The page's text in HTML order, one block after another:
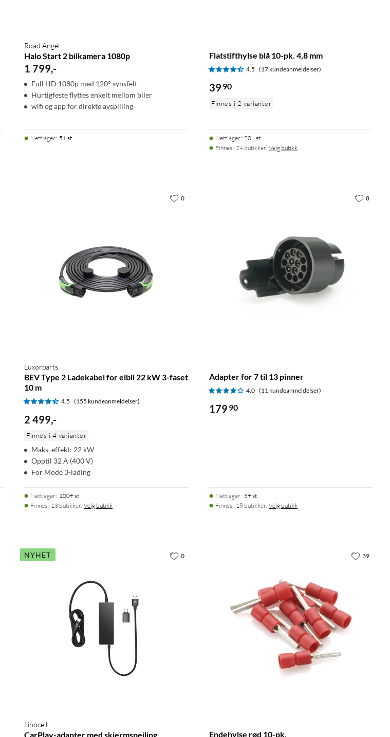
Road Angel
Halo Start 2 bilkamera 1080p
1 799,-
Full HD 1080p med 120° synsfelt
Hurtigfeste flyttes enkelt mellom biler
wifi og app for direkte avspilling
Nettlager: 5+ st
Flatstifthylse blå 10-pk. 4,8 mm
4.5 (17 kundeanmeldelser)
39 90
Finnes i 2 varianter
Nettlager: 20+ st
Finnes i 24 butikker. Velg butikk
Luxorparts
BEV Type 2 Ladekabel for elbil 22 kW 3-faset
10 m
4.5 (155 kundeanmeldelser)
2 499,-
Finnes i 4 varianter
Maks. effekt: 22 kW
Opptil 32 A (400 V)
For Mode 3-lading
Nettlager: 100+ st
Finnes i 13 butikker. Velg butikk
0
Adapter for 7 til 13 pinner
4.0 (11 kundeanmeldelser)
179 90
Nettlager: 5+ st
Finnes i 18 butikker. Velg butikk
8
NYHET
Linocell
CarPlay-adapter med skjermspeiling
0
Endehylse rød 10-pk.
39